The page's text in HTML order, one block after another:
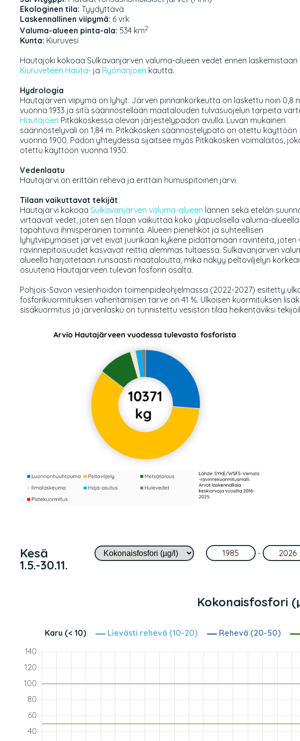
Ekologinen tila: Tyydyttävä
Laskennallinen viipymä: 6 vrk
Valuma-alueen pinta-ala: 534 km2
Kunta: Kiuruvesi
Hautajoki kokoaa Sulkavanjärven valuma-alueen vedet ennen laskemistaan
Kiuruveteen Hauta-ja Ryönänjoen kautta.
Hydrologia
Hautajärven viipymä on lyhyt. Järven pinnankorkeutta on laskettu noin 0,8
vuonna 1933 ja sitä säännöstellään maatalouden tulvasuojelun tarpeita
Hautajoen Pitkäkoskessa olevan järjestelypadon avulla. Luvan mukainen
säännöstelyväli on 1,84 m. Pitkäkosken säännöstelypato on otettu käyttöön
vuonna 1900. Padon yhteydessä sijaitsee myös Pitkäkosken voimalaitos,
otettu käyttöön vuonna 1930.
Vedenlaatu
Hautajärvi on erittäin rehevä ja erittäin humuspitoinen järvi.
Tilaan vaikuttavat tekijät
Hautajärvi kokoaa Sulkavanjärven valuma-alueen lännen sekä etelän
virtaavat vedet, joten sen tilaan vaikuttaa koko yläpuolisella valuma-alueella
tapahtuva ihmisperäinen toiminta. Alueen pienehköt ja suhteellisen
lyhytviipymäiset järvet eivät juurikaan kykene pidättämään ravinteita, joten
ravinnepitoisuudet kasvavat reittiä alemmas tultaessa. Sulkavanjärven
alueella harjoitetaan runsaasti maataloutta, mikä näkyy peltoviljelyn
osuutena Hautajärveen tulevan fosforin osalta.
Pohjois-Savon vesienhoidon toimenpideohjelmassa (2022-2027) esitetty
fosforikuormituksen vähentämisen tarve on 41 %. Ulkoisen kuormituksen
sisäkuormitus ja järvenlasku on tunnistettu vesistön tilaa heikentäviksi
Kesä
1.5.-30.11.
-
Kokonaisfosfori
Karu (< 10) Lievästi rehevä (10-20) Rehevä (20-50)